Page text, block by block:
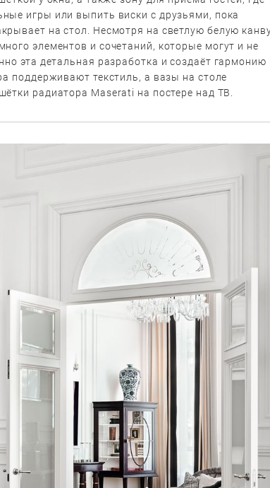
игры или выпить виски с друзьями, пока
на стол. Несмотря на светлую белую
элементов и сочетаний, которые могут и не
эта детальная разработка и создаёт гармонию
поддерживают текстиль, а вазы на столе
радиатора Maserati на постере над ТВ.